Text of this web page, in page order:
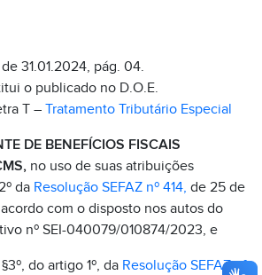
31.01.2024, pág. 04.
o publicado no D.O.E.
T – Tratamento Tributário Especial
DE BENEFÍCIOS FISCAIS
no uso de suas atribuições
da Resolução SEFAZ nº 414, de 25 de
com o disposto nos autos do
nº SEI-040079/010874/2023, e
do artigo 1º, da Resolução SEFAZ nº